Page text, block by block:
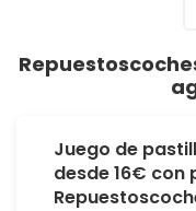
Juego de
desde 16€ con